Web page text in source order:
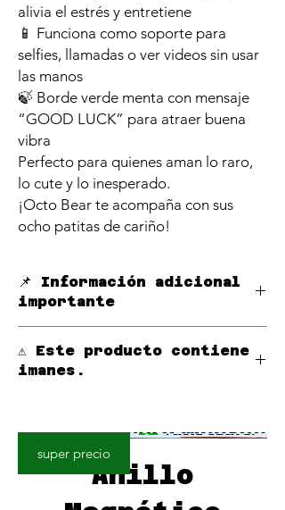
alivia el estrés y entretiene
📱 Funciona como soporte para
selfies, llamadas o ver videos sin usar
las manos
🍃 Borde verde menta con mensaje
“GOOD LUCK” para atraer buena
vibra
Perfecto para quienes aman lo raro,
lo cute y lo inesperado.
¡Octo Bear te acompaña con sus
ocho patitas de cariño!
📌 Información adicional
importante
magnética MagSafe, puedes usar este
PopStand directamente sin accesorios
magnética, puedes **adquirir por
separado un aro magnético por solo
0,10€
anillos magnéticos de alta
calidad certificados por Mobiiz ,
⚠️ Este producto contiene
imanes.
super precio
Anillo